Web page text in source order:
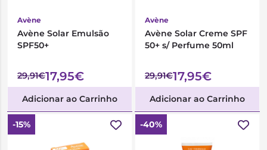
Avène
Avène Solar Emulsão
SPF50+
29,91€17,95€
Adicionar ao Carrinho
Avène
Avène Solar Creme SPF
50+ s/ Perfume 50ml
29,91€17,95€
Adicionar ao Carrinho
-15% -40%